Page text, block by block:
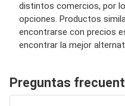
distintos comercios, por
opciones. Productos
encontrarse con precios
encontrar la mejor
Preguntas